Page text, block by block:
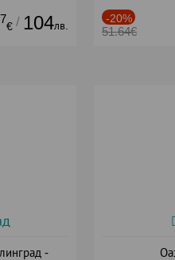
€ / 104лв.
-20%
51.64€
-